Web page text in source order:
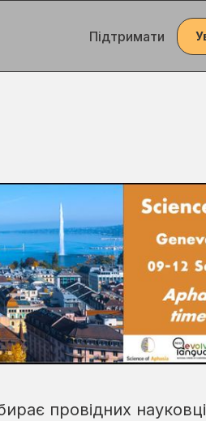
Підтримати
провідних